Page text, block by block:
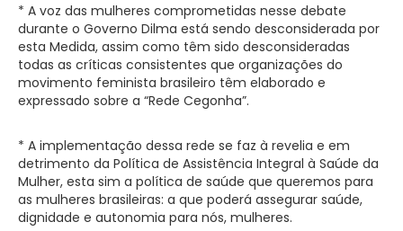
* A voz das mulheres comprometidas nesse debate
durante o Governo Dilma está sendo desconsiderada por
esta Medida, assim como têm sido desconsideradas
todas as críticas consistentes que organizações do
movimento feminista brasileiro têm elaborado e
expressado sobre a “Rede Cegonha”.
* A implementação dessa rede se faz à revelia e em
detrimento da Política de Assistência Integral à Saúde da
Mulher, esta sim a política de saúde que queremos para
as mulheres brasileiras: a que poderá assegurar saúde,
dignidade e autonomia para nós, mulheres.